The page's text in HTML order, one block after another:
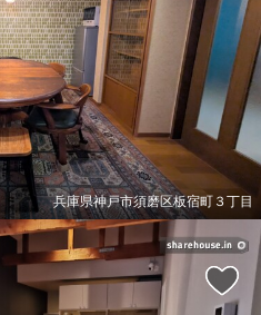
兵庫県神戸市須磨区板宿町３丁目